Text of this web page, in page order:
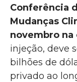
Conferência
Mudanças
novembro
injeção, deve
bilhões de
privado ao